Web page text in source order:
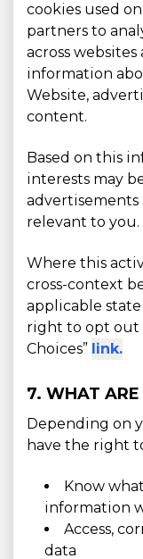
cookies used
partners to
across
information
Website,
content.
Based on this
interests may
relevant to you.
Where this
cross-context
applicable
right to opt out
Choices” link.
7. WHAT ARE
Depending on
have the right
Know
information
Access,
data